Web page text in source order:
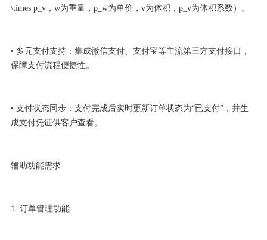
\times p_v，w为重量，p_w为单价，v为体积，p_v为体积系数）。
• 多元支付支持：集成微信支付、支付宝等主流第三方支付接口，
保障支付流程便捷性。
• 支付状态同步：支付完成后实时更新订单状态为“已支付”，并生
成支付凭证供客户查看。
辅助功能需求
1. 订单管理功能